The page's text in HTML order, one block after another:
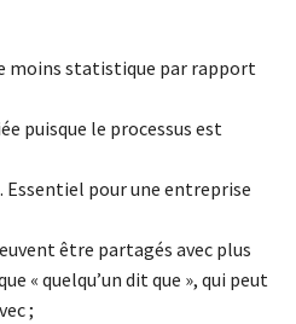
moins statistique par rapport
puisque le processus est
Essentiel pour une entreprise
être partagés avec plus
« quelqu’un dit que », qui peut
;